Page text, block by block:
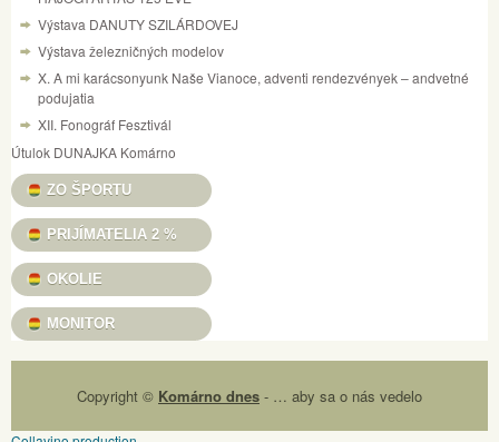
Výstava DANUTY SZILÁRDOVEJ
Výstava železničných modelov
X. A mi karácsonyunk Naše Vianoce, adventi rendezvények – andvetné
podujatia
XII. Fonográf Fesztivál
Útulok DUNAJKA Komárno
ZO ŠPORTU
PRIJÍMATELIA 2 %
OKOLIE
MONITOR
Copyright © Komárno dnes - … aby sa o nás vedelo